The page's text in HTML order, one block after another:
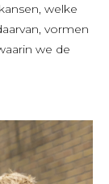
welke
vormen
we de